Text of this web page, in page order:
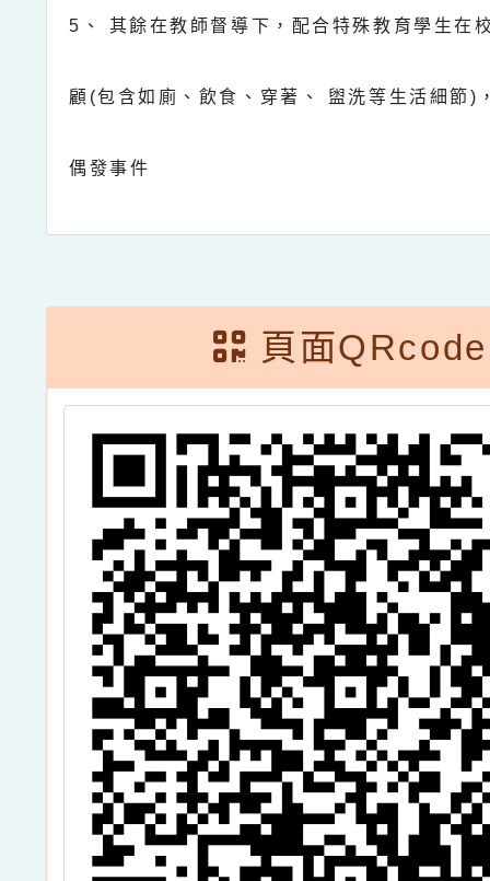
5 、 其餘在教師督導下，配合特殊教育學生在
顧 (包含如廁、飲食、穿著、 盥洗等生活細節 )
偶發事件
頁面QRcode